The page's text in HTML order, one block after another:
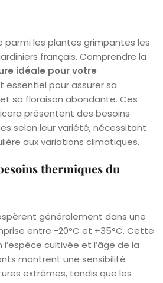
parmi les plantes grimpantes les
français. Comprendre la
idéale pour votre
essentiel pour assurer sa
sa floraison abondante. Ces
présentent des besoins
selon leur variété, nécessitant
aux variations climatiques.
thermiques du
généralement dans une
entre -20°C et +35°C. Cette
cultivée et l’âge de la
montrent une sensibilité
extrêmes, tandis que les